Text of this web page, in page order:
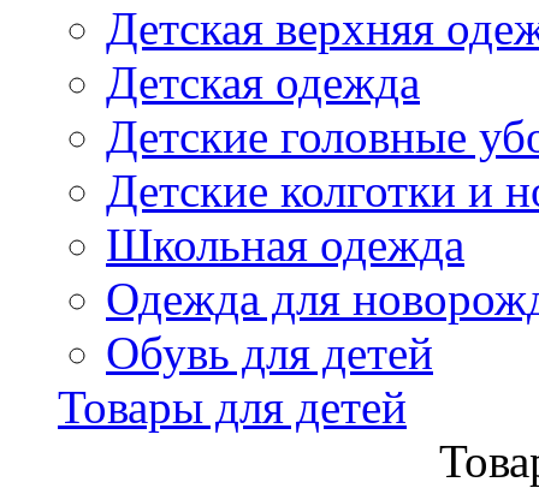
Детская верхняя
Детская одежда
Детские головные
Детские колготки и
Школьная одежда
Одежда для
Обувь для детей
Товары для детей